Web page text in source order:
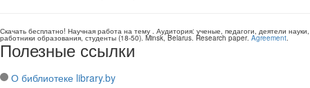
Скачать бесплатно! Научная работа на тему . Аудитория: ученые, педагоги, деятели науки,
работники образования, студенты (18-50). Minsk, Belarus. Research paper. Agreement.
Полезные ссылки
О библиотеке library.by